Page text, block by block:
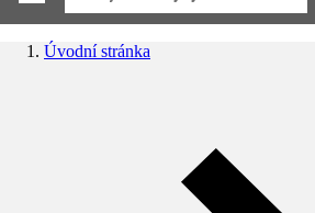
Úvodní stránka